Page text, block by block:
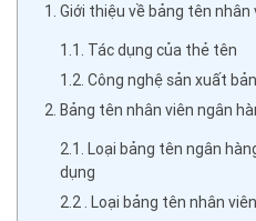
1. Giới thiệu về bảng tên nhân
1.1. Tác dụng của thẻ tên
1.2. Công nghệ sản xuất
2. Bảng tên nhân viên ngân
2.1. Loại bảng tên ngân
dụng
2.2 . Loại bảng tên nhân